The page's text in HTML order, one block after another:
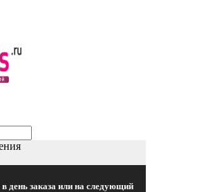
день заказа или на следующий